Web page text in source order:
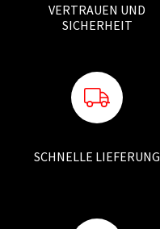
VERTRAUEN UND
SICHERHEIT
SCHNELLE LIEFERUNG